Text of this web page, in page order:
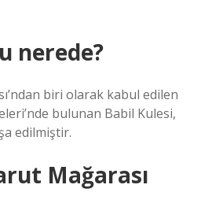
nerede?
biri olarak kabul edilen
bulunan Babil Kulesi,
edilmiştir.
Mağarası